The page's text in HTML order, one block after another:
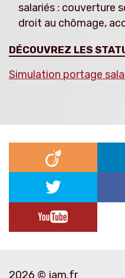
salariés : couverture
droit au chômage,
DÉCOUVREZ LES
Simulation portage
2026 © jam.fr